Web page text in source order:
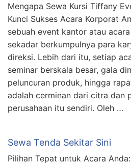
Mengapa Sewa Kursi Tiffany
Kunci Sukses Acara Korporat
sebuah event kantor atau
sekadar berkumpulnya para
direksi. Lebih dari itu, setiap
seminar berskala besar, gala
peluncuran produk, hingga
adalah cerminan dari citra dan
perusahaan itu sendiri. Oleh …
Sewa Tenda Sekitar Sini
Pilihan Tepat untuk Acara